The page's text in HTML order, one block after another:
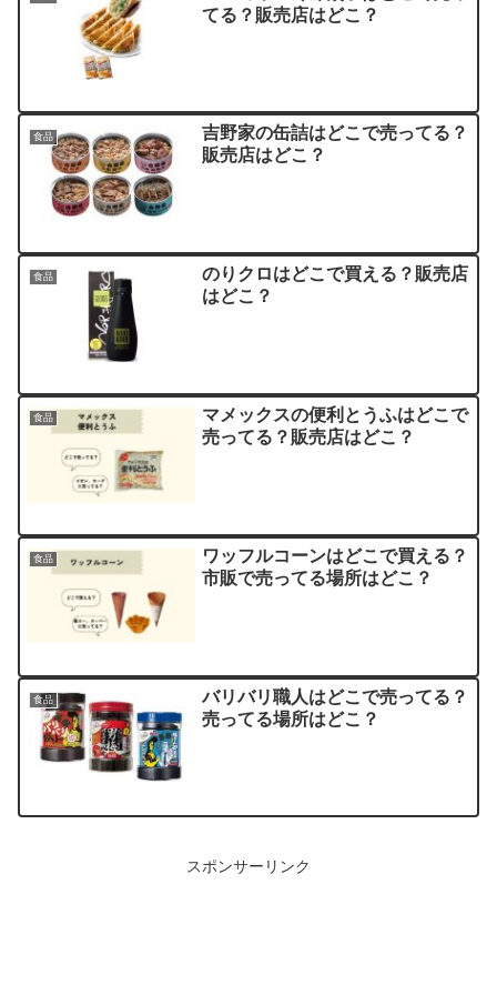
てる？販売店はどこ？
食品
吉野家の缶詰はどこで売ってる？
販売店はどこ？
食品
のりクロはどこで買える？販売店
はどこ？
食品
マメックスの便利とうふはどこで
売ってる？販売店はどこ？
食品
ワッフルコーンはどこで買える？
市販で売ってる場所はどこ？
食品
バリバリ職人はどこで売ってる？
売ってる場所はどこ？
スポンサーリンク